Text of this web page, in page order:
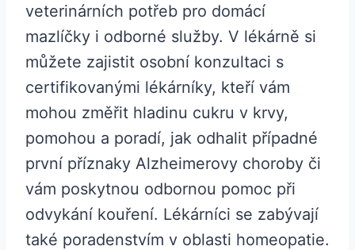
veterinárních potřeb pro domácí
mazlíčky i odborné služby. V lékárně si
můžete zajistit osobní konzultaci s
certifikovanými lékárníky, kteří vám
mohou změřit hladinu cukru v krvy,
pomohou a poradí, jak odhalit případné
první příznaky Alzheimerovy choroby či
vám poskytnou odbornou pomoc při
odvykání kouření. Lékárníci se zabývají
také poradenstvím v oblasti homeopatie.